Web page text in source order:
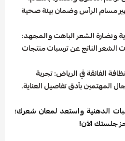
مسام الرأس وضمان بيئة صحية
ونضارة الشعر الباهت والمجهد:
الناتج عن ترسبات منتجات
الفائقة في الرياض: تجربة
المهتمين بأدق تفاصيل العناية.
الدهنية واستعد لمعان شعرك؛
جلستك الآن!